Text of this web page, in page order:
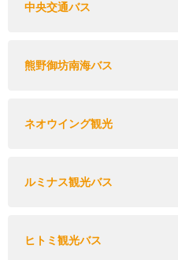
中央交通バス
熊野御坊南海バス
ネオウイング観光
ルミナス観光バス
ヒトミ観光バス